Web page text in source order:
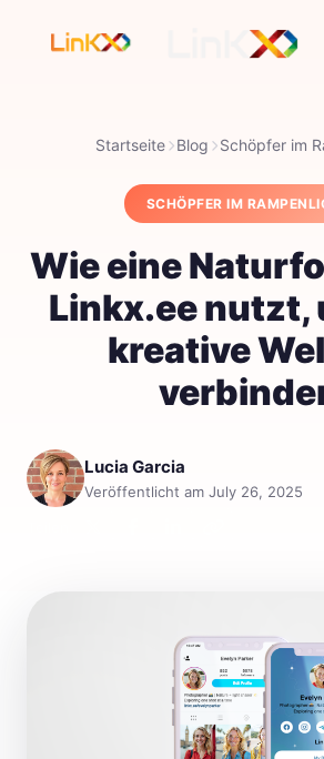
Startseite Blog Schöpfer im
SCHÖPFER IM
Wie eine
Linkx.ee nutzt,
kreative
Lucia Garcia
Veröffentlicht am July 26, 2025